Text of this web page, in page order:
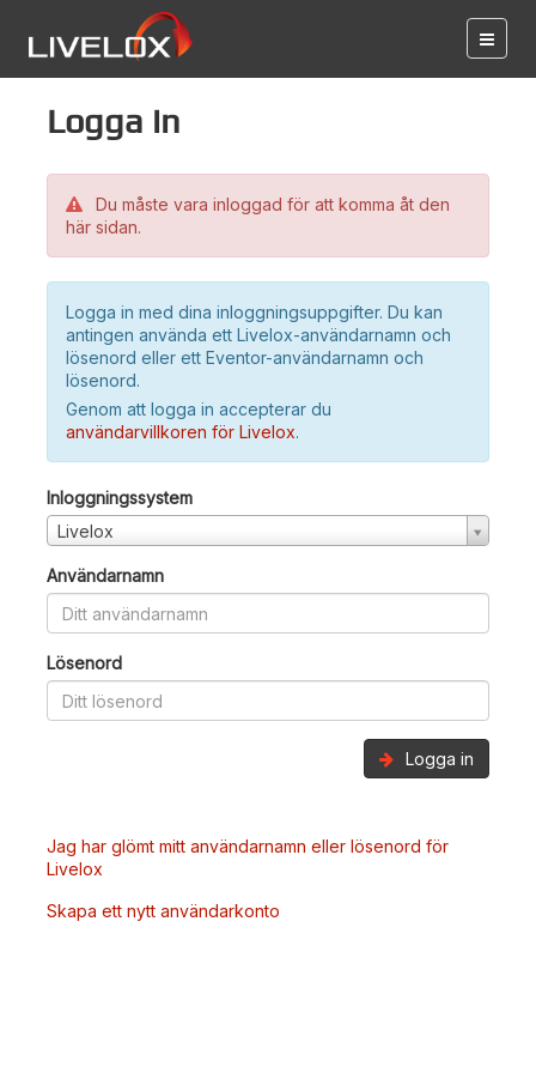
Logga in
Du måste vara inloggad för att komma åt den
här sidan.
Logga in med dina inloggningsuppgifter. Du kan
antingen använda ett Livelox-användarnamn och
lösenord eller ett Eventor-användarnamn och
lösenord.
Genom att logga in accepterar du
användarvillkoren för Livelox.
Inloggningssystem
Livelox
Användarnamn
Lösenord
Logga in
Jag har glömt mitt användarnamn eller lösenord för
Livelox
Skapa ett nytt användarkonto